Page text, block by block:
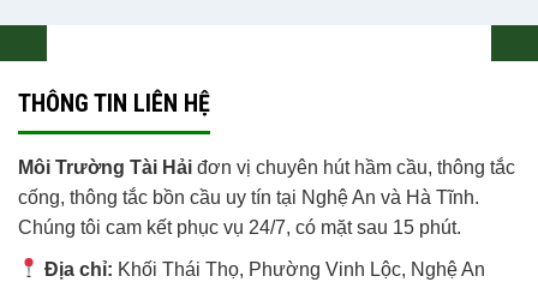
THÔNG TIN LIÊN HỆ
Môi Trường Tài Hải đơn vị chuyên hút hầm cầu, thông tắc
cống, thông tắc bồn cầu uy tín tại Nghệ An và Hà Tĩnh.
Chúng tôi cam kết phục vụ 24/7, có mặt sau 15 phút.
Địa chỉ: Khối Thái Thọ, Phường Vinh Lộc, Nghệ An